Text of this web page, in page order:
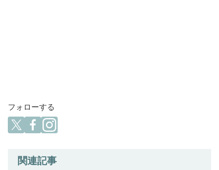
フォローする
関連記事